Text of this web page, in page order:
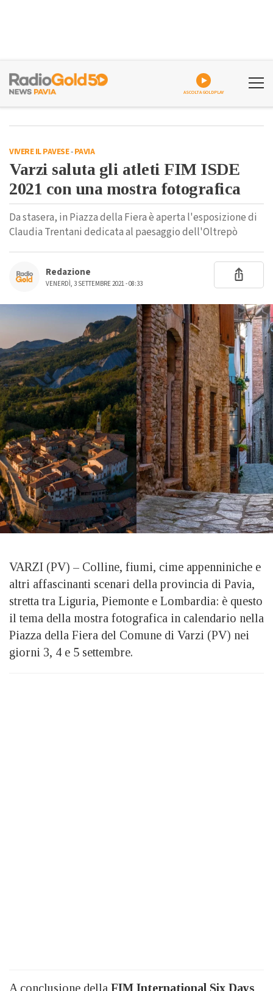
ASCOLTA GOLDPLAY
VIVERE IL PAVESE-PAVIA
Varzi saluta gli atleti FIM ISDE
2021 con una mostra fotografica
Da stasera, in Piazza della Fiera è aperta l'esposizione di
Claudia Trentani dedicata al paesaggio dell'Oltrepò
Redazione
VENERDÌ, 3 SETTEMBRE 2021 - 08:33
VARZI (PV) – Colline, fiumi, cime appenniniche e
altri affascinanti scenari della provincia di Pavia,
stretta tra Liguria, Piemonte e Lombardia: è questo
il tema della mostra fotografica in calendario nella
Piazza della Fiera del Comune di Varzi (PV) nei
giorni 3, 4 e 5 settembre.
A conclusione della FIM International Six Days